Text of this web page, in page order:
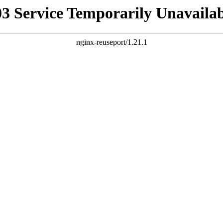
Service Temporarily
nginx-reuseport/1.21.1